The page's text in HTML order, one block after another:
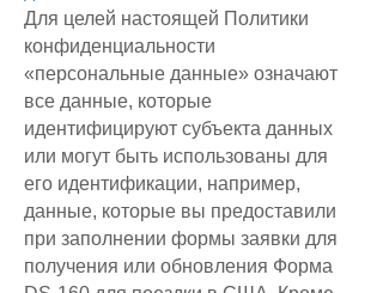
Для целей настоящей Политики
конфиденциальности
«персональные данные» означают
все данные, которые
идентифицируют субъекта данных
или могут быть использованы для
его идентификации, например,
данные, которые вы предоставили
при заполнении формы заявки для
получения или обновления Форма